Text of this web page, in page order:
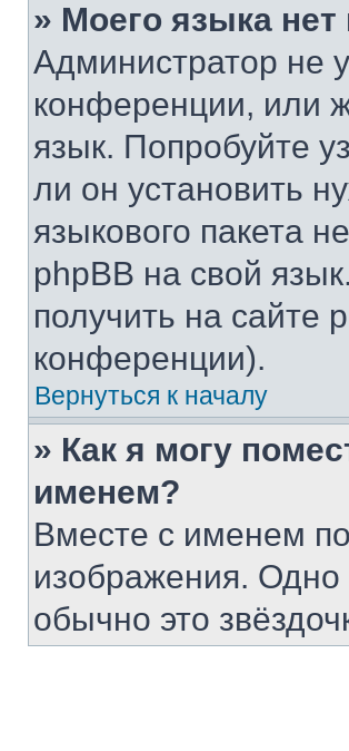
» Моего языка нет
Администратор не
конференции, или
язык. Попробуйте
ли он установить
языкового пакета
phpBB на свой
получить на сайте
конференции).
Вернуться к началу
» Как я могу
именем?
Вместе с именем
изображения. Одно
обычно это